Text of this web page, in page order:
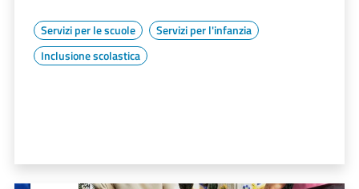
Servizi per le scuole
Servizi per l'infanzia
Inclusione scolastica